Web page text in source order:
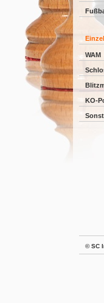
WAM
KO-
© SC